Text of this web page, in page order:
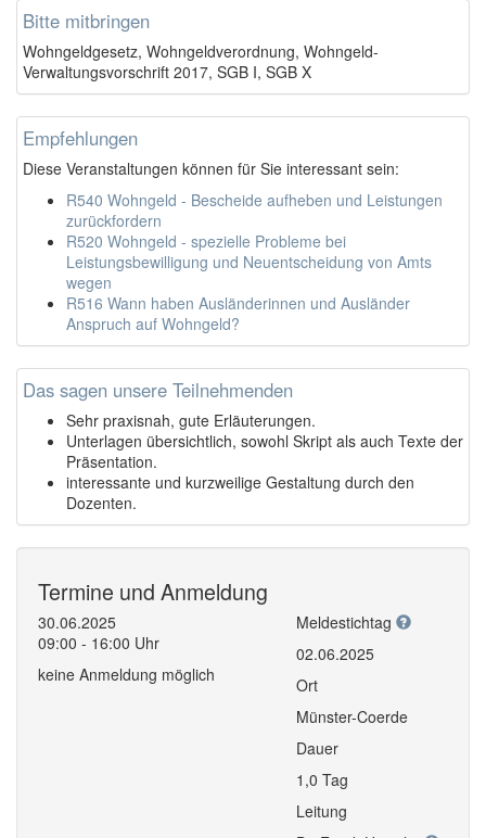
Bitte mitbringen
Wohngeldgesetz, Wohngeldverordnung, Wohngeld-
Verwaltungsvorschrift 2017, SGB I, SGB X
Empfehlungen
Diese Veranstaltungen können für Sie interessant sein:
R540 Wohngeld - Bescheide aufheben und Leistungen
zurückfordern
R520 Wohngeld - spezielle Probleme bei
Leistungsbewilligung und Neuentscheidung von Amts
wegen
R516 Wann haben Ausländerinnen und Ausländer
Anspruch auf Wohngeld?
Das sagen unsere Teilnehmenden
Sehr praxisnah, gute Erläuterungen.
Unterlagen übersichtlich, sowohl Skript als auch Texte der
Präsentation.
interessante und kurzweilige Gestaltung durch den
Dozenten.
Termine und Anmeldung
30.06.2025
09:00 - 16:00 Uhr
keine Anmeldung möglich
Meldestichtag
02.06.2025
Ort
Münster-Coerde
Dauer
1,0 Tag
Leitung